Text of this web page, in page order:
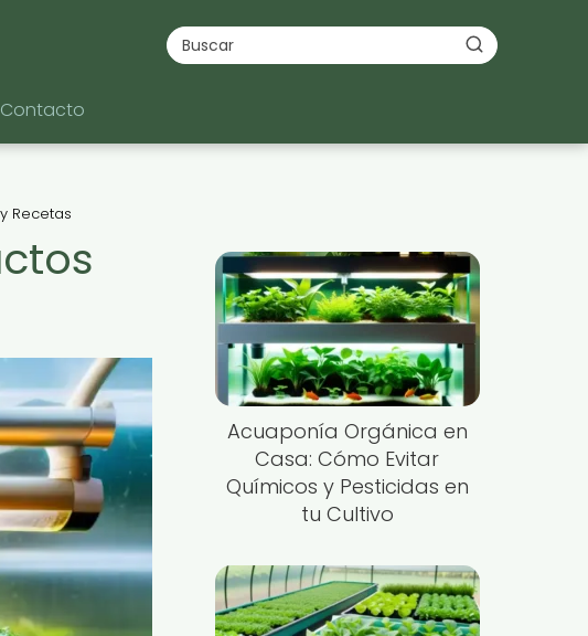
Contacto
Recetas
Acuaponía Orgánica en
Casa: Cómo Evitar
Químicos y Pesticidas en
tu Cultivo